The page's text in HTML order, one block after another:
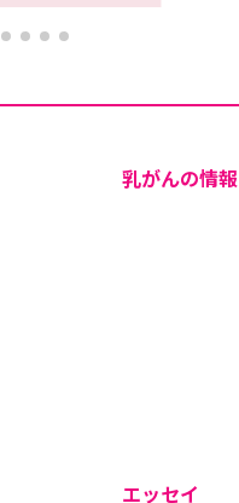
乳がんの情報
エッセイ